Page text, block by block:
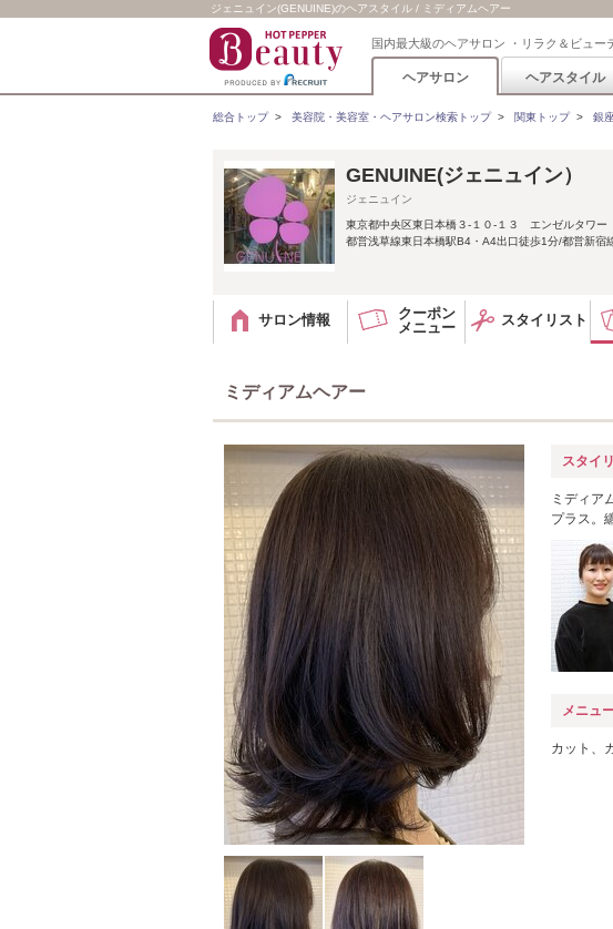
ジェニュイン(GENUINE)のヘアスタイル / ミディアムヘアー
国内最大級のヘアサロン ・リラク＆ビュー
ヘアサロン ヘアスタイル
総合トップ> 美容院・美容室・ヘアサロン検索トップ> 関東トップ> 銀
GENUINE(ジェニュイン）
ジェニュイン
東京都中央区東日本橋３‐１０‐１３ エンゼルタワ
都営浅草線東日本橋駅B4・A4出口徒歩1分/都営新宿
サロン情報
クーポン
メニュー
スタイリスト
ミディアムヘアー
スタイ
ミディア
プラス。
メニュ
カット、